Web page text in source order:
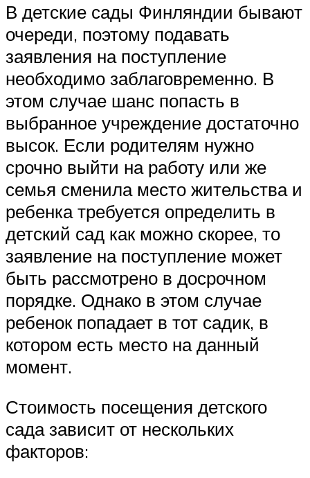
В детские сады Финляндии бывают
очереди, поэтому подавать
заявления на поступление
необходимо заблаговременно. В
этом случае шанс попасть в
выбранное учреждение достаточно
высок. Если родителям нужно
срочно выйти на работу или же
семья сменила место жительства и
ребенка требуется определить в
детский сад как можно скорее, то
заявление на поступление может
быть рассмотрено в досрочном
порядке. Однако в этом случае
ребенок попадает в тот садик, в
котором есть место на данный
момент.
Стоимость посещения детского
сада зависит от нескольких
факторов: